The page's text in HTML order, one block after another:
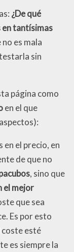
¿De qué
en tantísimas
es mala
sin
página como
en el que
en el precio, en
de que no
, sino que
el mejor
que sea
Es por esto
coste esté
es siempre la